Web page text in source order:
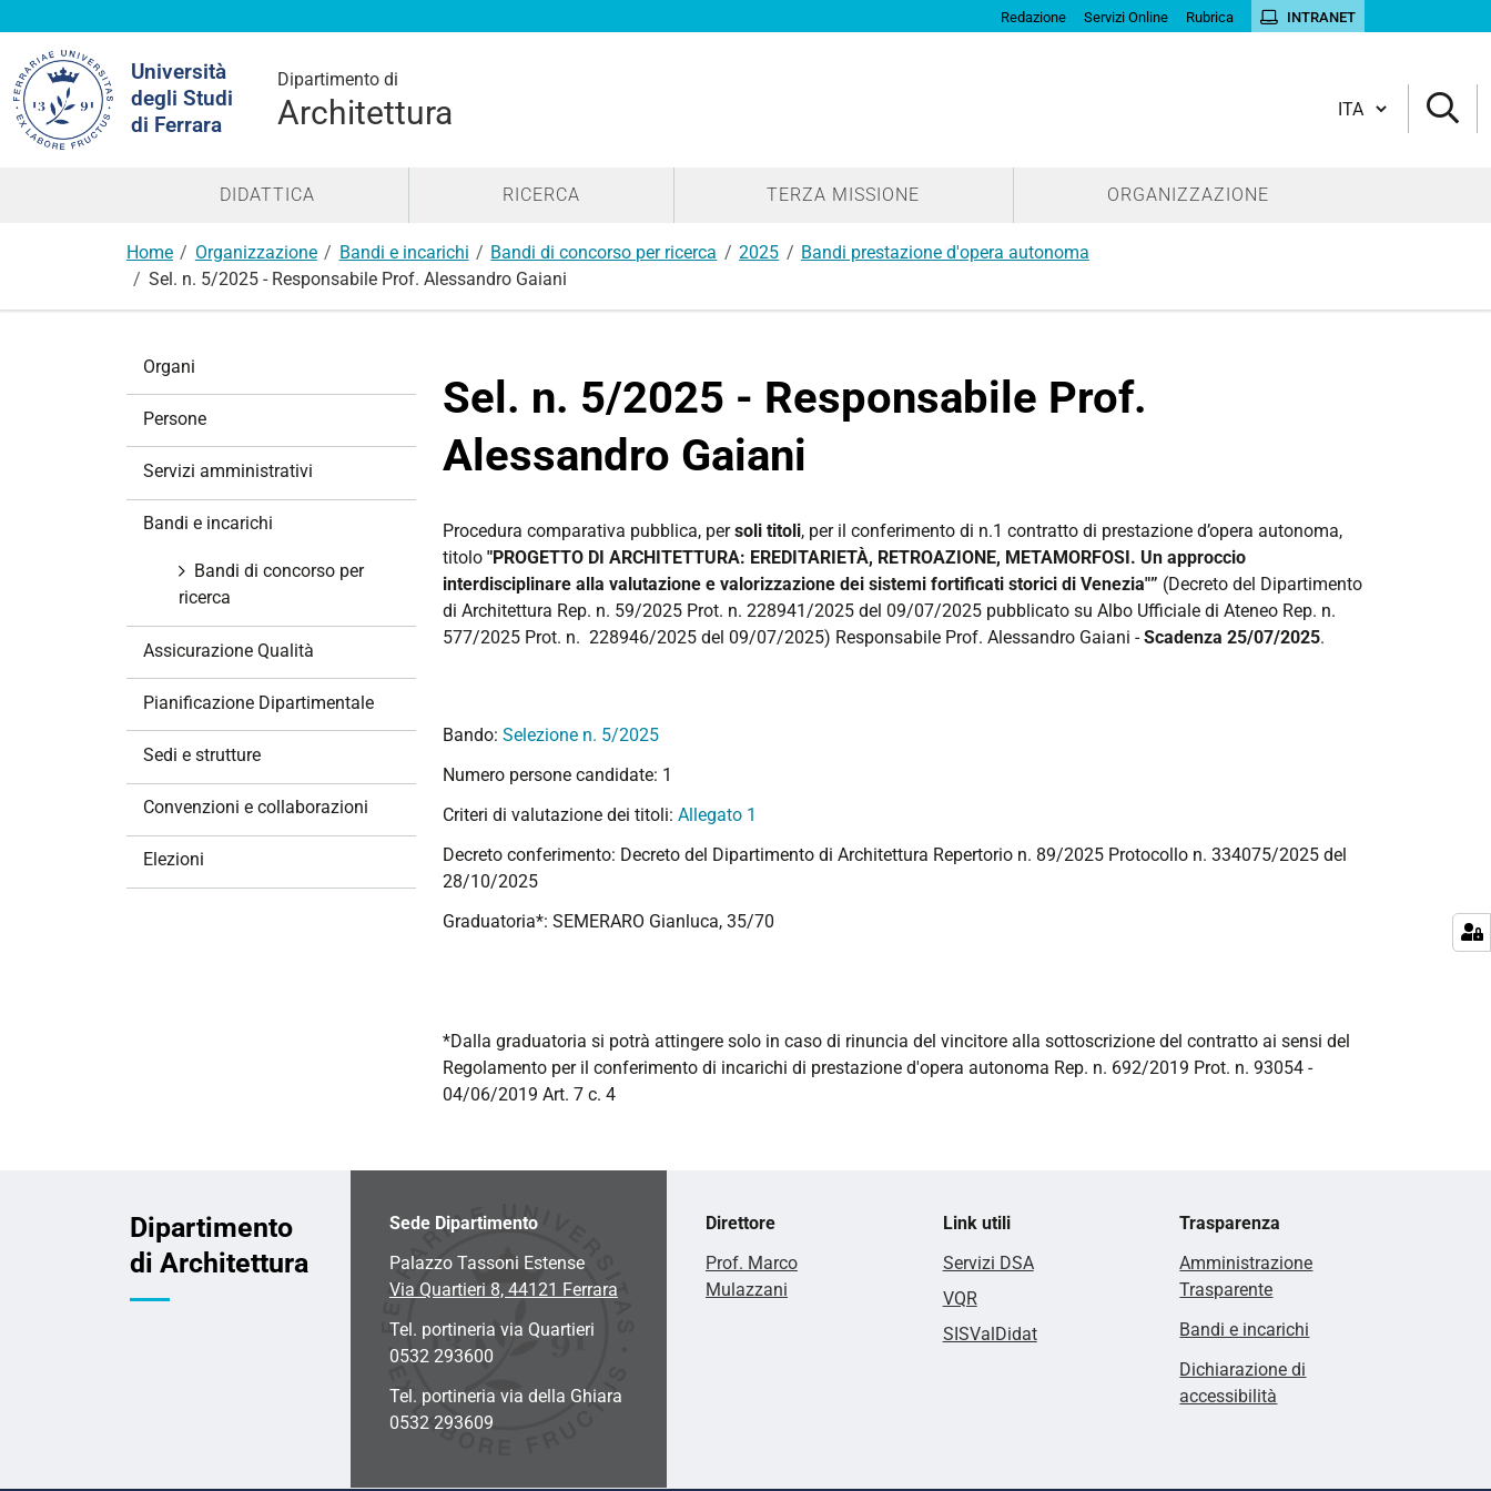
Redazione Servizi Online Rubrica INTRANET
Università
degli Studi
di Ferrara
Dipartimento di
Architettura
nel
sito
Cambia lingua
DIDATTICA RICERCA TERZA MISSIONE ORGANIZZAZIONE
Home Organizzazione Bandi e incarichi Bandi di concorso per ricerca 2025
Bandi prestazione d'opera autonoma
Sel. n. 5/2025 - Responsabile Prof. Alessandro Gaiani
Sel. n. 5/2025 - Responsabile Prof.
Alessandro Gaiani
Procedura comparativa pubblica, per soli titoli, per il conferimento di n.1 contratto di prestazione d’opera autonoma,
titolo "PROGETTO DI ARCHITETTURA: EREDITARIETÀ, RETROAZIONE, METAMORFOSI. Un approccio
interdisciplinare alla valutazione e valorizzazione dei sistemi fortificati storici di Venezia"” (Decreto del Dipartimento
di Architettura Rep. n. 59/2025 Prot. n. 228941/2025 del 09/07/2025 pubblicato su Albo Ufficiale di Ateneo Rep. n.
577/2025 Prot. n. 228946/2025 del 09/07/2025) Responsabile Prof. Alessandro Gaiani - Scadenza 25/07/2025.
Bando: Selezione n. 5/2025
Numero persone candidate: 1
Criteri di valutazione dei titoli: Allegato 1
Decreto conferimento: Decreto del Dipartimento di Architettura Repertorio n. 89/2025 Protocollo n. 334075/2025 del
28/10/2025
Graduatoria*: SEMERARO Gianluca, 35/70
*Dalla graduatoria si potrà attingere solo in caso di rinuncia del vincitore alla sottoscrizione del contratto ai sensi del
Regolamento per il conferimento di incarichi di prestazione d'opera autonoma Rep. n. 692/2019 Prot. n. 93054 -
04/06/2019 Art. 7 c. 4
e
Organi
Persone
Servizi amministrativi
Bandi e incarichi
Bandi di concorso per
ricerca
Assicurazione Qualità
Pianificazione Dipartimentale
Sedi e strutture
Convenzioni e collaborazioni
Elezioni
Dipartimento
di Architettura
Sede Dipartimento
Palazzo Tassoni Estense
Via Quartieri 8, 44121 Ferrara
Tel. portineria via Quartieri
0532 293600
Tel. portineria via della Ghiara
0532 293609
Direttore
Prof. Marco
Mulazzani
Link utili
Servizi DSA
VQR
SISValDidat
Trasparenza
Amministrazione
Trasparente
Bandi e incarichi
Dichiarazione di
accessibilità